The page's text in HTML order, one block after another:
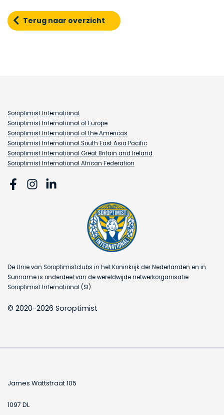
Terug naar overzicht
Soroptimist International
Soroptimist International of Europe
Soroptimist International of the Americas
Soroptimist International South East Asia Pacific
Soroptimist International Great Britain and Ireland
Soroptimist International African Federation
De Unie van Soroptimistclubs in het Koninkrijk der Nederlanden en in
Suriname is onderdeel van de wereldwijde netwerkorganisatie
Soroptimist International (SI).
© 2020-2026 Soroptimist
James Wattstraat 105
1097 DL